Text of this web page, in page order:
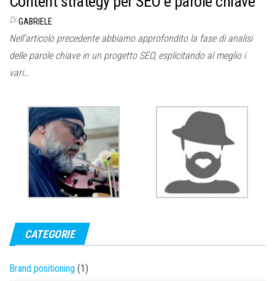
Di GABRIELE
Nell’articolo precedente abbiamo approfondito la fase di analisi
delle parole chiave in un progetto SEO, esplicitando al meglio i
vari…
CATEGORIE
Brand positioning (1)